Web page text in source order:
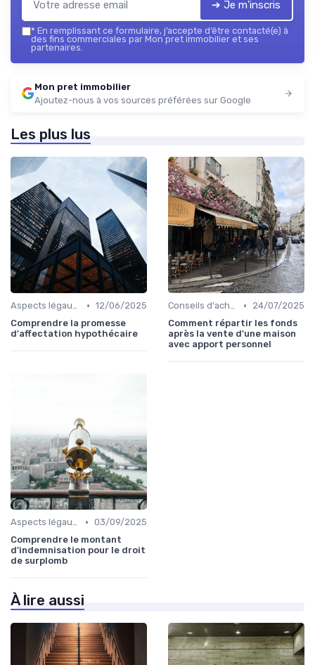
➔ Je m'inscris
* En remplissant ce formulaire, j’accepte d’être contacté(e) à
des fins commerciales par Mon pret immobilier et ses
partenaires.
Mon pret immobilier
Ajoutez-nous à vos sources préférées sur Google
Les plus lus
Aspects légaux et fiscaux • 12/06/2025
Comprendre la promesse
d'affectation hypothécaire
Conseils d'achat immobilier •
24/07/2025
Comment répartir les fonds
après la vente d'une maison
avec apport personnel
Aspects légaux et fiscaux • 03/09/2025
Comprendre le montant
d'indemnisation pour le droit
de surplomb
À lire aussi